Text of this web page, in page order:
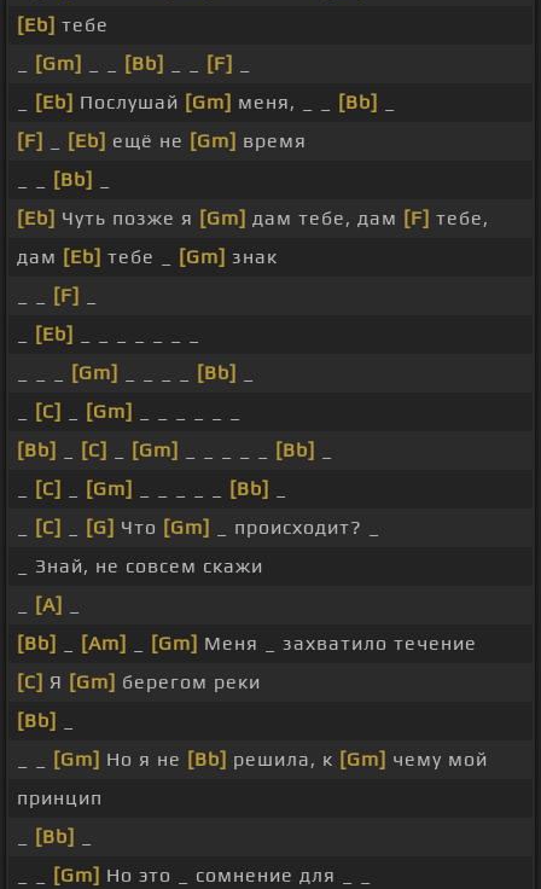
[Eb] тебе
[Gm] [Bb] [F]
[Eb] Послушай [Gm] меня, _ _ [Bb]
[F]
[Eb] ещё не [Gm] время
[Bb]
[Eb] Чуть позже я [Gm] дам тебе, дам [F] тебе,
дам [Eb] тебе _ [Gm] знак
[F]
[Eb]
[Gm] [Bb]
[C] [Gm]
[Bb]
[C] [Gm] [Bb]
[C] [Gm] [Bb]
[C] [G] Что [Gm]
_ происходит? _
_ Знай, не совсем скажи
[A]
[Bb]
[Am] [Gm] Меня _ захватило течение
[C] Я [Gm] берегом реки
[Bb]
[Gm] Но я не [Bb] решила, к [Gm] чему мой
принцип
[Bb]
[Gm] Но это _ сомнение для _ _